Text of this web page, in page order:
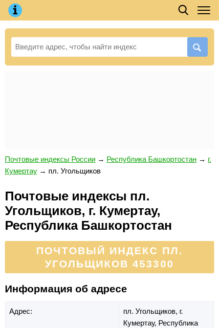
Почтовые индексы России → Республика Башкортостан → г.
Кумертау → пл. Угольщиков
Почтовые индексы пл.
Угольщиков, г. Кумертау,
Республика Башкортостан
ПОЧТОВЫЙ ИНДЕКС ПЛ.
УГОЛЬЩИКОВ 453300
Информация об адресе
Адрес: пл. Угольщиков, г.
Кумертау, Республика